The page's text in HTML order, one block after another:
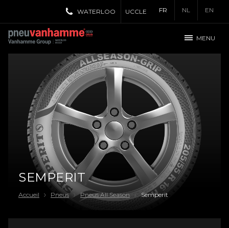
FR NL EN
WATERLOO UCCLE
MENU
SEMPERIT
Accueil Pneus Pneus All Season Semperit